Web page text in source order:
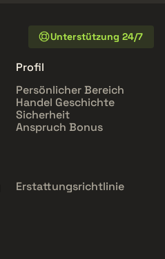
Unterstützung 24/7
Profil
Persönlicher Bereich
Handel Geschichte
Sicherheit
Anspruch Bonus
Erstattungsrichtlinie